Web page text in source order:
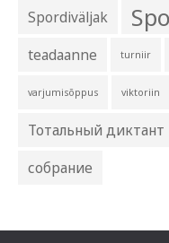
Spordiväljak
teadaanne
turniir
varjumisõppus viktoriin
Тотальный диктант
собрание